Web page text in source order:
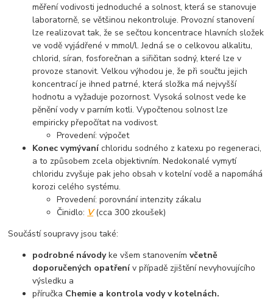
měření vodivosti jednoduché a solnost, která se stanovuje
laboratorně, se většinou nekontroluje. Provozní stanovení
lze realizovat tak, že se sečtou koncentrace hlavních složek
ve vodě vyjádřené v mmol/l. Jedná se o celkovou alkalitu,
chlorid, síran, fosforečnan a siřičitan sodný, které lze v
provoze stanovit. Velkou výhodou je, že při součtu jejich
koncentrací je ihned patrné, která složka má nejvyšší
hodnotu a vyžaduje pozornost. Vysoká solnost vede ke
pěnění vody v parním kotli. Vypočtenou solnost lze
empiricky přepočítat na vodivost.
Provedení: výpočet
Konec vymývaníchloridu sodného z katexu po regeneraci,
a to způsobem zcela objektivním. Nedokonalé vymytí
chloridu zvyšuje pak jeho obsah v kotelní vodě a napomáhá
korozi celého systému.
Provedení: porovnání intenzity zákalu
Činidlo: V(cca 300 zkoušek)
Součástí soupravy jsou také:
podrobné návodyke všem stanovenímvčetně
doporučených opatřenív případě zjištění nevyhovujícího
výsledku a
příručka Chemie a kontrola vody v kotelnách.